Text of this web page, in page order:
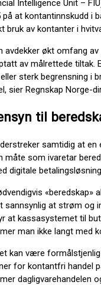
Intelligence Unit –
at kontantinnskudd i
bruk av kontanter i
avdekker økt omfang
av målrettede tiltak.
sterk begrensning i
sier Regnskap Norge-
til
samtidig at en
måte som ivaretar
digitale
«beredskap»
sannsynlig at strøm og
at kassasystemet til
man ikke langt med
kan være
for kontantfri handel
dagligvarehandelen